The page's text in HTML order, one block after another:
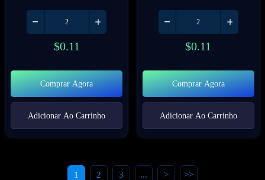
$0.11
Comprar Agora
Adicionar Ao Carrinho
$0.11
Comprar Agora
Adicionar Ao Carrinho
1 2 3 ... > >>